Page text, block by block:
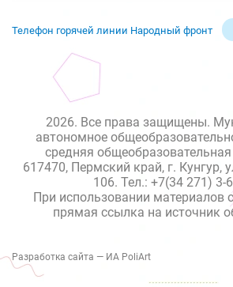
Телефон горячей линии Народный фронт
2026. Все права защищены.
автономное
средняя
617470, Пермский край, г. Кунгур,
106. Тел.: +7(34 271) 3-
При использовании материалов
прямая ссылка на источник
Разработка сайта — ИА PoliArt